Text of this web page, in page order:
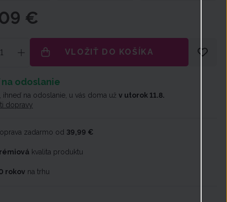
€
VLOŽIŤ DO KOŠÍKA
odoslanie
ihneď na odoslanie, u vás doma už v utorok 11.8.
dopravy
zadarmo od 39,99 €
kvalita produktu
rokov na trhu